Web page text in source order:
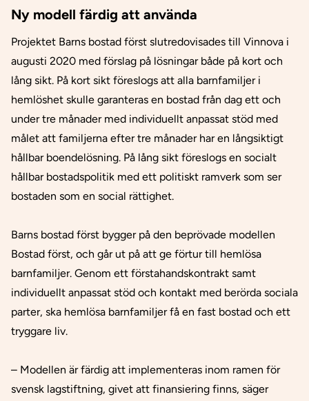
Ny modell färdig att använda
Projektet Barns bostad först slutredovisades till Vinnova i
augusti 2020 med förslag på lösningar både på kort och
lång sikt. På kort sikt föreslogs att alla barnfamiljer i
hemlöshet skulle garanteras en bostad från dag ett och
under tre månader med individuellt anpassat stöd med
målet att familjerna efter tre månader har en långsiktigt
hållbar boendelösning. På lång sikt föreslogs en socialt
hållbar bostadspolitik med ett politiskt ramverk som ser
bostaden som en social rättighet.
Barns bostad först bygger på den beprövade modellen
Bostad först, och går ut på att ge förtur till hemlösa
barnfamiljer. Genom ett förstahandskontrakt samt
individuellt anpassat stöd och kontakt med berörda sociala
parter, ska hemlösa barnfamiljer få en fast bostad och ett
tryggare liv.
– Modellen är färdig att implementeras inom ramen för
svensk lagstiftning, givet att finansiering finns, säger